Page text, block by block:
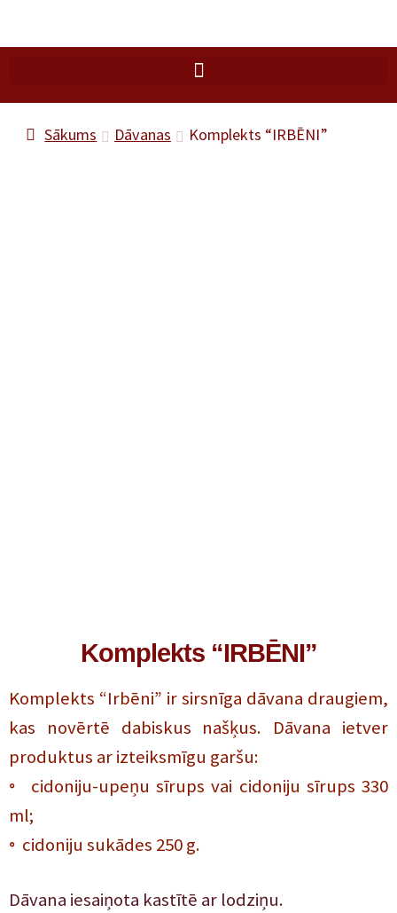
Sākums Dāvanas Komplekts “IRBĒNI”
Komplekts “IRBĒNI”
Komplekts “Irbēni” ir sirsnīga dāvana draugiem,
kas novērtē dabiskus našķus. Dāvana ietver
produktus ar izteiksmīgu garšu:
◦ cidoniju-upeņu sīrups vai cidoniju sīrups 330
ml;
◦ cidoniju sukādes 250 g.
Dāvana iesaiņota kastītē ar lodziņu.